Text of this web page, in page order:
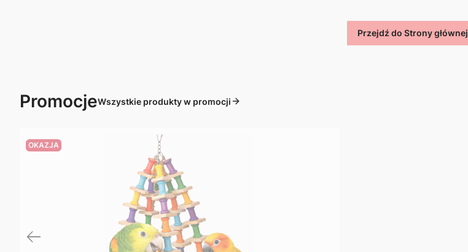
Przejdź do Strony głównej
PromocjeWszystkie produkty w promocji
OKAZJA